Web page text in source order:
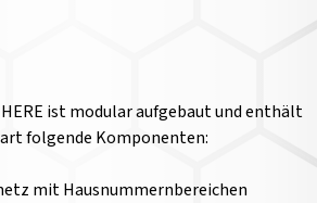
ist modular aufgebaut und enthält
folgende Komponenten:
mit Hausnummernbereichen